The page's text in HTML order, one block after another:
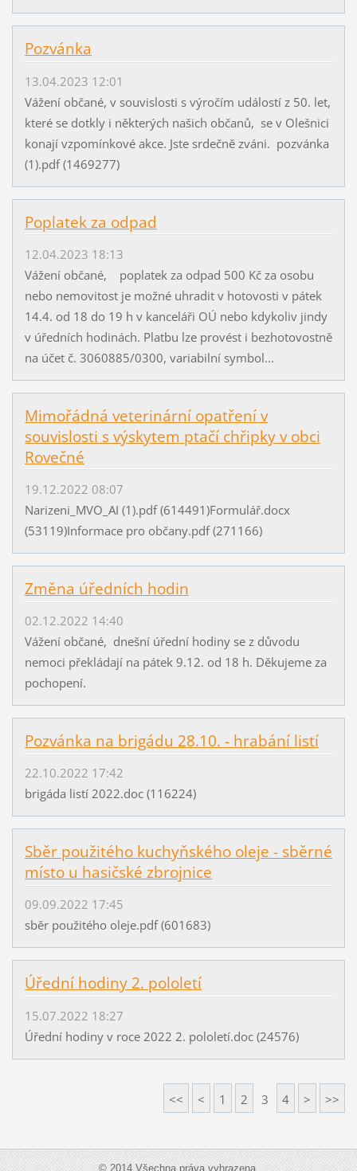
Pozvánka
13.04.2023 12:01
Vážení občané, v souvislosti s výročím událostí z 50. let,
které se dotkly i některých našich občanů, se v Olešnici
konají vzpomínkové akce. Jste srdečně zváni. pozvánka
(1).pdf (1469277)
Poplatek za odpad
12.04.2023 18:13
Vážení občané, poplatek za odpad 500 Kč za osobu
nebo nemovitost je možné uhradit v hotovosti v pátek
14.4. od 18 do 19 h v kanceláři OÚ nebo kdykoliv jindy
v úředních hodinách. Platbu lze provést i bezhotovostně
na účet č. 3060885/0300, variabilní symbol...
Mimořádná veterinární opatření v
souvislosti s výskytem ptačí chřipky v obci
Rovečné
19.12.2022 08:07
Narizeni_MVO_AI (1).pdf (614491)Formulář.docx
(53119)Informace pro občany.pdf (271166)
Změna úředních hodin
02.12.2022 14:40
Vážení občané, dnešní úřední hodiny se z důvodu
nemoci překládají na pátek 9.12. od 18 h. Děkujeme za
pochopení.
Pozvánka na brigádu 28.10. - hrabání listí
22.10.2022 17:42
brigáda listí 2022.doc (116224)
Sběr použitého kuchyňského oleje - sběrné
místo u hasičské zbrojnice
09.09.2022 17:45
sběr použitého oleje.pdf (601683)
Úřední hodiny 2. pololetí
15.07.2022 18:27
Úřední hodiny v roce 2022 2. pololetí.doc (24576)
<< < 1 2 3 4 > >>
© 2014 Všechna práva vyhrazena.